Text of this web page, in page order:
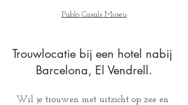
Pablo Casals Museu
Trouwlocatie bij een hotel nabij
Barcelona, El Vendrell.
Wil je trouwen met uitzicht op zee en